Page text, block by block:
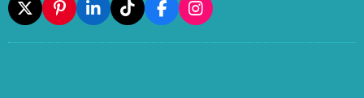
X
P
I
N
L
I
N
T
I
K
F
A
C
I
N
S